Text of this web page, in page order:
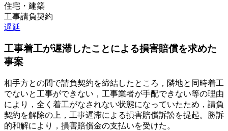
住宅・建築
工事請負契約
遅延
工事着工が遅滞したことによる損害賠償を求めた
事案
相手方との間で請負契約を締結したところ，隣地と同時着工
でないと工事ができない，工事業者が手配できない等の理由
により，全く着工がなされない状態になっていたため，請負
契約を解除の上，工事遅滞による損害賠償訴訟を提起。勝訴
的和解により，損害賠償金の支払いを受けた。